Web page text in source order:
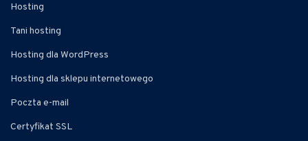
Hosting
Tani hosting
Hosting dla WordPress
Hosting dla sklepu internetowego
Poczta e-mail
Certyfikat SSL